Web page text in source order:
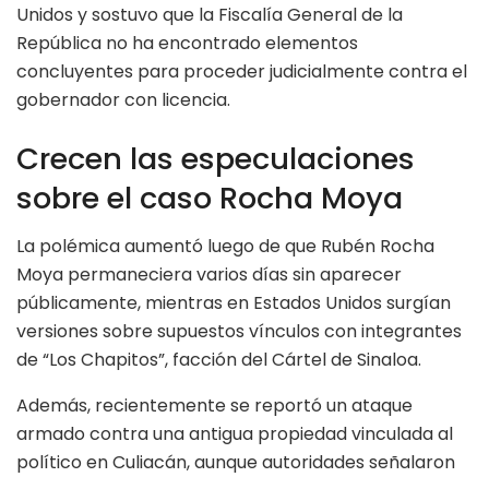
Unidos y sostuvo que la Fiscalía General de la
República no ha encontrado elementos
concluyentes para proceder judicialmente contra el
gobernador con licencia.
Crecen las especulaciones
sobre el caso Rocha Moya
La polémica aumentó luego de que Rubén Rocha
Moya permaneciera varios días sin aparecer
públicamente, mientras en Estados Unidos surgían
versiones sobre supuestos vínculos con integrantes
de “Los Chapitos”, facción del Cártel de Sinaloa.
Además, recientemente se reportó un ataque
armado contra una antigua propiedad vinculada al
político en Culiacán, aunque autoridades señalaron